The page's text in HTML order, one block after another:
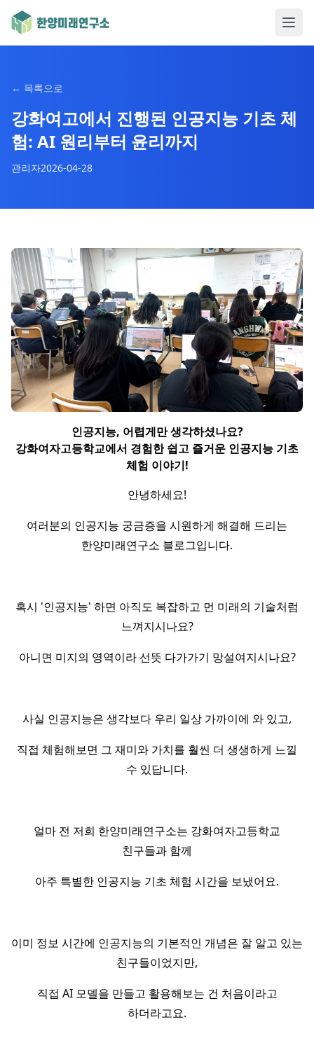
← 목록으로
강화여고에서 진행된 인공지능 기초 체
험: AI 원리부터 윤리까지
관리자2026-04-28
인공지능, 어렵게만 생각하셨나요?
강화여자고등학교에서 경험한 쉽고 즐거운 인공지능 기초
체험 이야기!
안녕하세요!
여러분의 인공지능 궁금증을 시원하게 해결해 드리는
한양미래연구소 블로그입니다.
혹시 '인공지능' 하면 아직도 복잡하고 먼 미래의 기술처럼
느껴지시나요?
아니면 미지의 영역이라 선뜻 다가가기 망설여지시나요?
사실 인공지능은 생각보다 우리 일상 가까이에 와 있고,
직접 체험해보면 그 재미와 가치를 훨씬 더 생생하게 느낄
수 있답니다.
얼마 전 저희 한양미래연구소는 강화여자고등학교
친구들과 함께
아주 특별한 인공지능 기초 체험 시간을 보냈어요.
이미 정보 시간에 인공지능의 기본적인 개념은 잘 알고 있는
친구들이었지만,
직접 AI 모델을 만들고 활용해보는 건 처음이라고
하더라고요.